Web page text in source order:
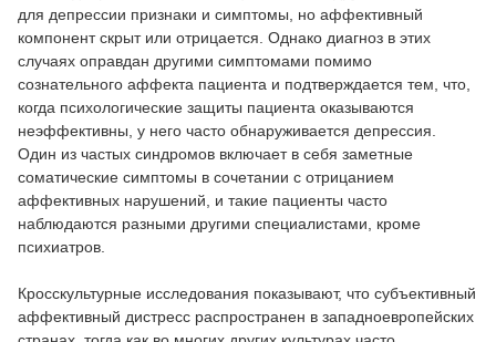
для депрессии признаки и симптомы, но аффективный
компонент скрыт или отрицается. Однако диагноз в этих
случаях оправдан другими симптомами помимо
сознательного аффекта пациента и подтверждается тем, что,
когда психологические защиты пациента оказываются
неэффективны, у него часто обнаруживается депрессия.
Один из частых синдромов включает в себя заметные
соматические симптомы в сочетании с отрицанием
аффективных нарушений, и такие пациенты часто
наблюдаются разными другими специалистами, кроме
психиатров.
Кросскультурные исследования показывают, что субъективный
аффективный дистресс распространен в западноевропейских